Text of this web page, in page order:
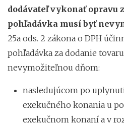
dodávateľ vykonať opravu
pohľadávka musí byť
25a ods. 2 zákona o DPH
pohľadávka za dodanie
nevymožiteľnou dňom:
nasledujúcom po
exekučného konania u
exekučnom konaní a v